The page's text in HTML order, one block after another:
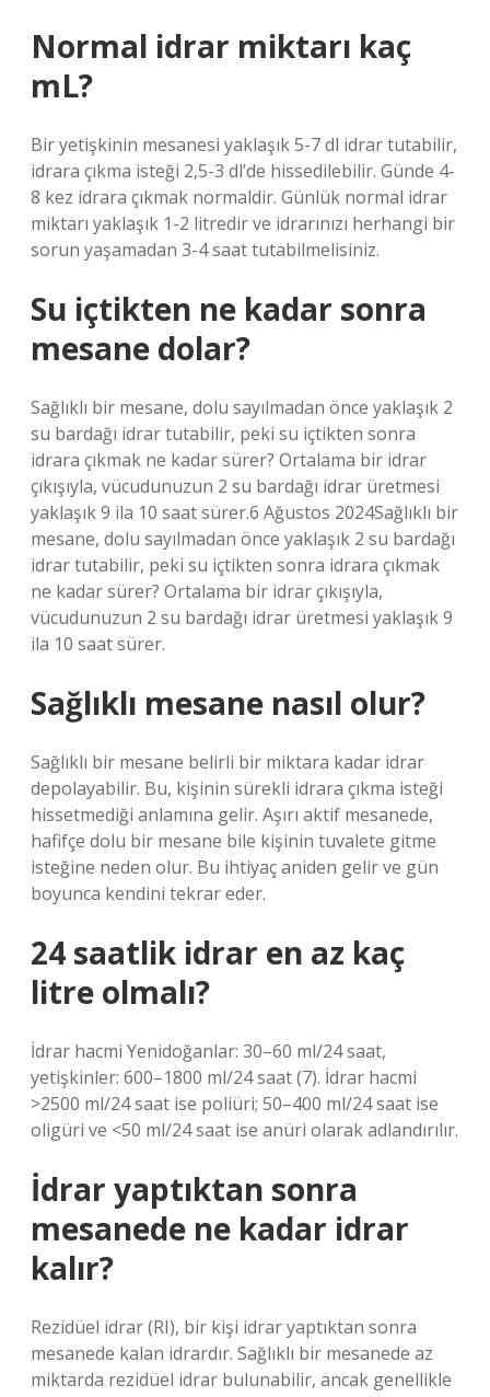
Normal idrar miktarı kaç
mL?
Bir yetişkinin mesanesi yaklaşık 5-7 dl idrar tutabilir,
idrara çıkma isteği 2,5-3 dl’de hissedilebilir. Günde 4-
8 kez idrara çıkmak normaldir. Günlük normal idrar
miktarı yaklaşık 1-2 litredir ve idrarınızı herhangi bir
sorun yaşamadan 3-4 saat tutabilmelisiniz.
Su içtikten ne kadar sonra
mesane dolar?
Sağlıklı bir mesane, dolu sayılmadan önce yaklaşık 2
su bardağı idrar tutabilir, peki su içtikten sonra
idrara çıkmak ne kadar sürer? Ortalama bir idrar
çıkışıyla, vücudunuzun 2 su bardağı idrar üretmesi
yaklaşık 9 ila 10 saat sürer.6 Ağustos 2024Sağlıklı bir
mesane, dolu sayılmadan önce yaklaşık 2 su bardağı
idrar tutabilir, peki su içtikten sonra idrara çıkmak
ne kadar sürer? Ortalama bir idrar çıkışıyla,
vücudunuzun 2 su bardağı idrar üretmesi yaklaşık 9
ila 10 saat sürer.
Sağlıklı mesane nasıl olur?
Sağlıklı bir mesane belirli bir miktara kadar idrar
depolayabilir. Bu, kişinin sürekli idrara çıkma isteği
hissetmediği anlamına gelir. Aşırı aktif mesanede,
hafifçe dolu bir mesane bile kişinin tuvalete gitme
isteğine neden olur. Bu ihtiyaç aniden gelir ve gün
boyunca kendini tekrar eder.
24 saatlik idrar en az kaç
litre olmalı?
İdrar hacmi Yenidoğanlar: 30–60 ml/24 saat,
yetişkinler: 600–1800 ml/24 saat (7). İdrar hacmi
>2500 ml/24 saat ise poliüri; 50–400 ml/24 saat ise
oligüri ve <50 ml/24 saat ise anüri olarak adlandırılır.
İdrar yaptıktan sonra
mesanede ne kadar idrar
kalır?
Rezidüel idrar (RI), bir kişi idrar yaptıktan sonra
mesanede kalan idrardır. Sağlıklı bir mesanede az
miktarda rezidüel idrar bulunabilir, ancak genellikle